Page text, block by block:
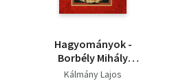
Hagyományok -
Borbély Mihály
mondása után II.
Kálmány Lajos